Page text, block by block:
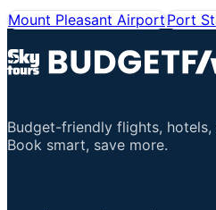
Mount Pleasant AirportPort
Budget-friendly flights,
Book smart, save more.